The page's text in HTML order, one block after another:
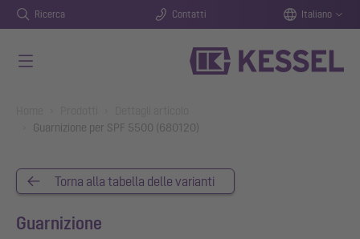
Ricerca Contatti Italiano
Guarnizione per SPF 5500 (680120)
Torna alla tabella delle varianti
Guarnizione